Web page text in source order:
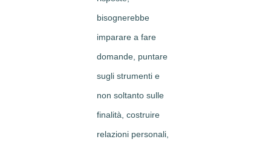
bisognerebbe
imparare a fare
domande, puntare
sugli strumenti e
non soltanto sulle
finalità, costruire
relazioni personali,